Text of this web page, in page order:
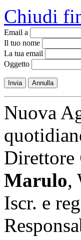
Chiudi
Email a
Il tuo nome
La tua email
Oggetto
Invia Annulla
Nuova
Direttore
Marulo,
Iscr. e